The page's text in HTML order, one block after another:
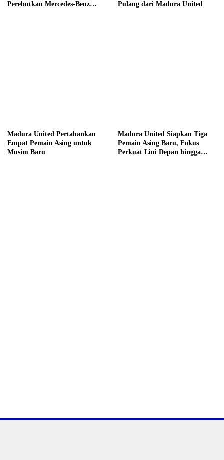
Perebutkan Mercedes-Benz
Pulang dari Madura United
Madura United Pertahankan
Empat Pemain Asing untuk
Musim Baru
Madura United Siapkan Tiga
Pemain Asing Baru, Fokus
Perkuat Lini Depan hingga